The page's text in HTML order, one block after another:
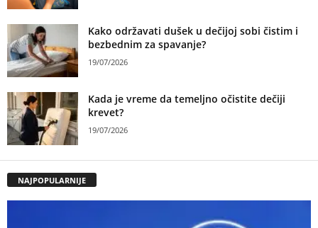
Kako održavati dušek u dečijoj sobi čistim i
bezbednim za spavanje?
19/07/2026
Kada je vreme da temeljno očistite dečiji
krevet?
19/07/2026
NAJPOPULARNIJE